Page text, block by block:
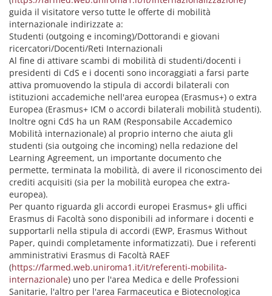
guida il visitatore verso tutte le offerte di mobilità
internazionale indirizzate a:
Studenti (outgoing e incoming)/Dottorandi e giovani
ricercatori/Docenti/Reti Internazionali
Al fine di attivare scambi di mobilità di studenti/docenti i
presidenti di CdS e i docenti sono incoraggiati a farsi parte
attiva promuovendo la stipula di accordi bilaterali con
istituzioni accademiche nell'area europea (Erasmus+) o extra
Europea (Erasmus+ ICM o accordi bilaterali mobilità studenti).
Inoltre ogni CdS ha un RAM (Responsabile Accademico
Mobilità internazionale) al proprio interno che aiuta gli
studenti (sia outgoing che incoming) nella redazione del
Learning Agreement, un importante documento che
permette, terminata la mobilità, di avere il riconoscimento dei
crediti acquisiti (sia per la mobilità europea che extra-
europea).
Per quanto riguarda gli accordi europei Erasmus+ gli uffici
Erasmus di Facoltà sono disponibili ad informare i docenti e
supportarli nella stipula di accordi (EWP, Erasmus Without
Paper, quindi completamente informatizzati). Due i referenti
amministrativi Erasmus di Facoltà RAEF
(https://farmed.web.uniroma1.it/it/referenti-mobilita-
internazionale) uno per l'area Medica e delle Professioni
Sanitarie, l'altro per l'area Farmaceutica e Biotecnologica